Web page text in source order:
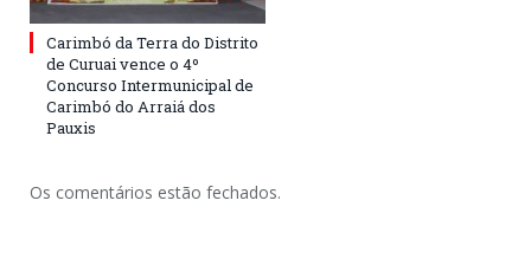
Carimbó da Terra do Distrito
de Curuai vence o 4º
Concurso Intermunicipal de
Carimbó do Arraiá dos
Pauxis
Os comentários estão fechados.